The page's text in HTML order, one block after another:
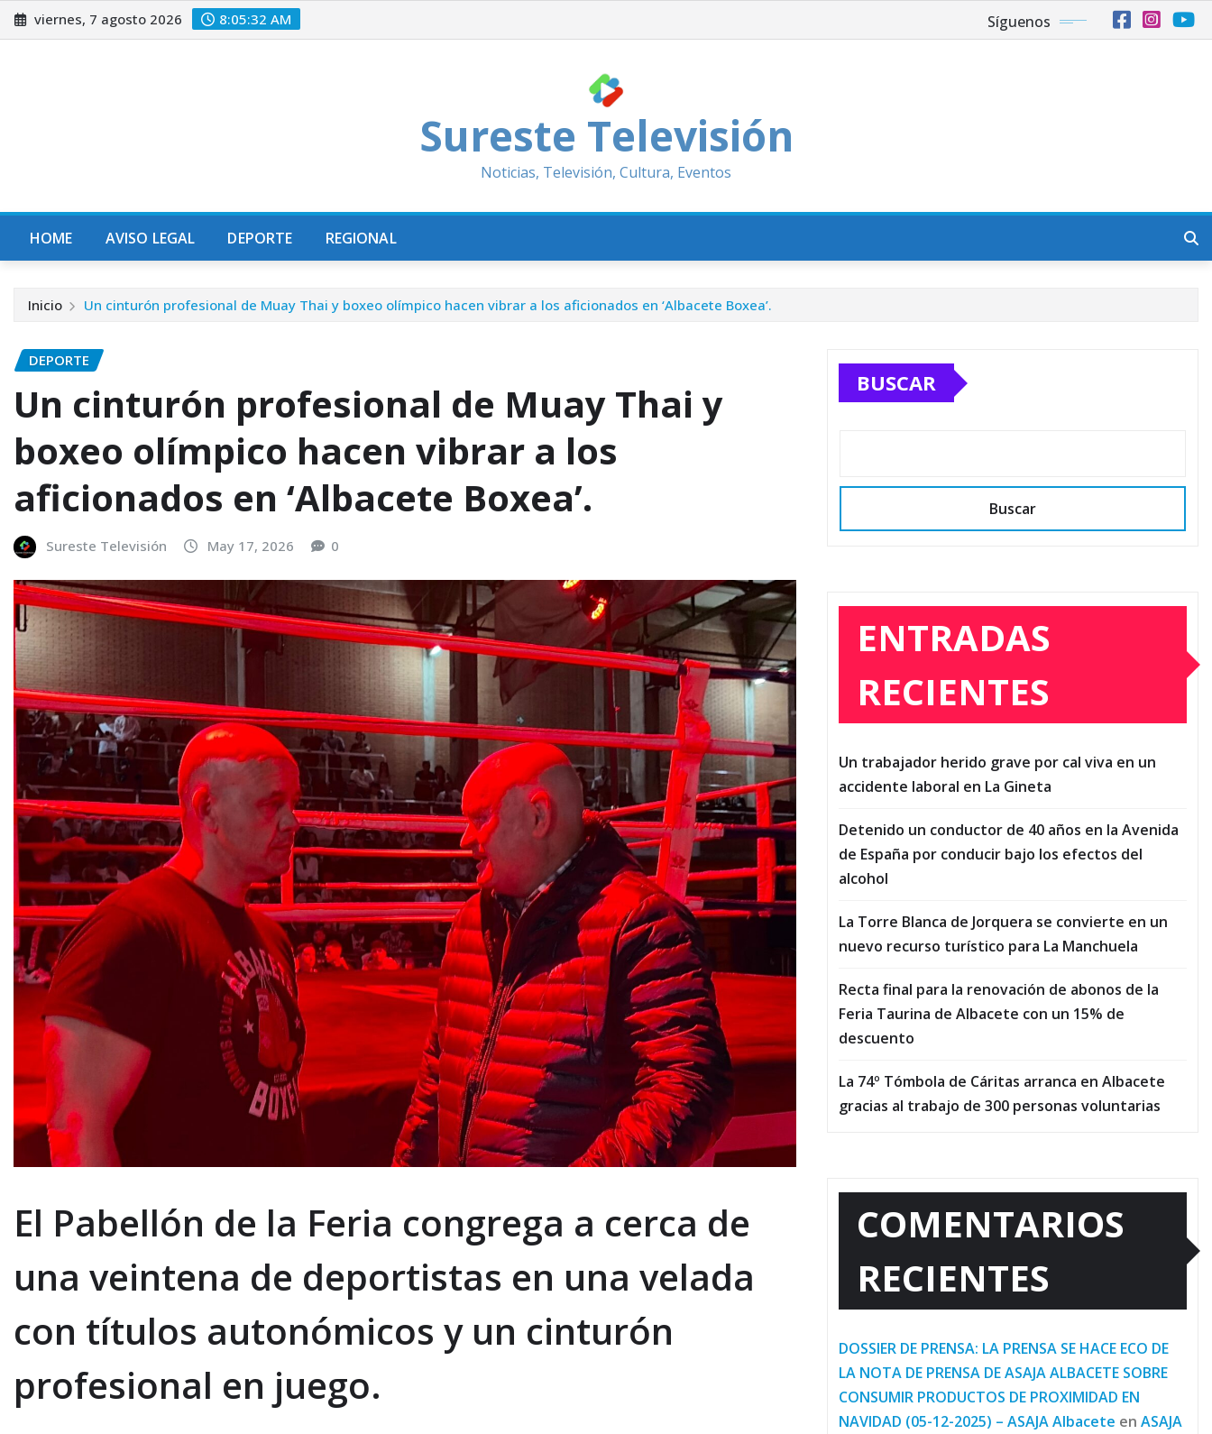
Saltar
al
viernes, 7 agosto 2026 8:05:34 AM Síguenos
Sureste Televisión
Noticias, Televisión, Cultura, Eventos
HOME AVISO LEGAL DEPORTE REGIONAL
Inicio Un cinturón profesional de Muay Thai y boxeo olímpico hacen vibrar a los aficionados en ‘Albacete Boxea’.
DEPORTE
Un cinturón profesional de Muay Thai y
boxeo olímpico hacen vibrar a los
aficionados en ‘Albacete Boxea’.
Sureste Televisión May 17, 2026 0
El Pabellón de la Feria congrega a cerca de
una veintena de deportistas en una velada
con títulos autonómicos y un cinturón
profesional en juego.
BUSCAR
Buscar
ENTRADAS
RECIENTES
Un trabajador herido grave por cal viva en un
accidente laboral en La Gineta
Detenido un conductor de 40 años en la Avenida
de España por conducir bajo los efectos del
alcohol
La Torre Blanca de Jorquera se convierte en un
nuevo recurso turístico para La Manchuela
Recta final para la renovación de abonos de la
Feria Taurina de Albacete con un 15% de
descuento
La 74º Tómbola de Cáritas arranca en Albacete
gracias al trabajo de 300 personas voluntarias
COMENTARIOS
RECIENTES
DOSSIER DE PRENSA: LA PRENSA SE HACE ECO DE
LA NOTA DE PRENSA DE ASAJA ALBACETE SOBRE
CONSUMIR PRODUCTOS DE PROXIMIDAD EN
NAVIDAD (05-12-2025) – ASAJA Albacete en ASAJA